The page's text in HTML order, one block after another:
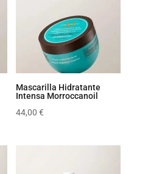
Mascarilla Hidratante
Intensa Morroccanoil
44,00€